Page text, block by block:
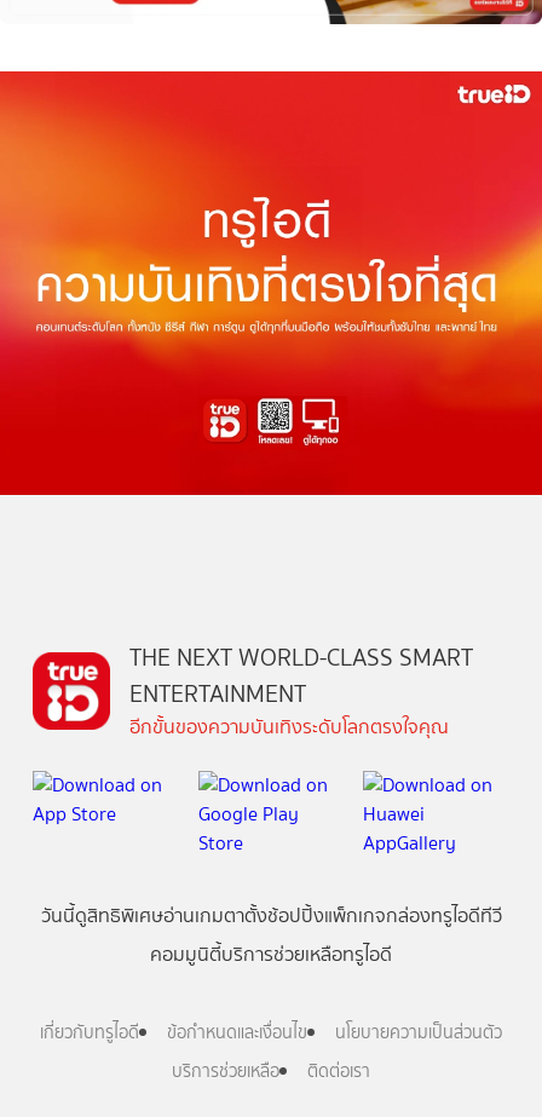
THE NEXT WORLD-CLASS SMART
ENTERTAINMENT
อีกขั้นของความบันเทิงระดับโลกตรงใจคุณ
วันนี้ดูสิทธิพิเศษอ่านเกมตาตั้งช้อปปิ้งแพ็กเกจกล่องทรูไอดีทีวี
คอมมูนิตี้บริการช่วยเหลือทรูไอดี
เกี่ยวกับทรูไอดี ข้อกำหนดและเงื่อนไข
นโยบายความเป็นส่วนตัว
บริการช่วยเหลือ
ติดต่อเรา